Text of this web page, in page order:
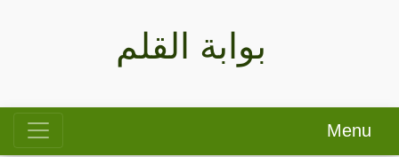
بوابة القلم
Menu